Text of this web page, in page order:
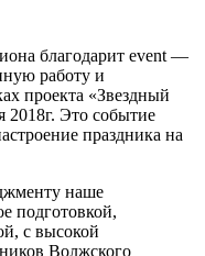
благодарит event —
работу и
проекта «Звездный
2018г. Это событие
праздника на
наше
подготовкой,
с высокой
Волжского